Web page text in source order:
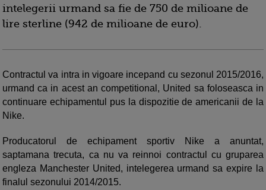
intelegerii urmand sa fie de 750 de milioane de
lire sterline (942 de milioane de euro).
Contractul va intra in vigoare incepand cu sezonul 2015/2016,
urmand ca in acest an competitional, United sa foloseasca in
continuare echipamentul pus la dispozitie de americanii de la
Nike.
Producatorul de echipament sportiv Nike a anuntat,
saptamana trecuta, ca nu va reinnoi contractul cu gruparea
engleza Manchester United, intelegerea urmand sa expire la
finalul sezonului 2014/2015.